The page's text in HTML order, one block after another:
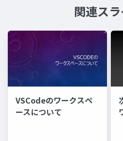
関連ス
VSCodeのワークスペ
ースについて